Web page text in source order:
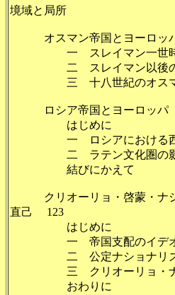
境域と局所
オスマン帝国とヨ
一 スレイマン一世時代
二 スレイマン以後のオ
三 十八世紀のオスマ
ロシア帝国とヨー
はじ
一 ロシアにお
二 ラテン文
結びに
クリオーリョ・啓蒙・ナシ
直己 123
は
一 帝国支配のイデオロギ
二 公定ナショナリズム
三 クリオーリ
お